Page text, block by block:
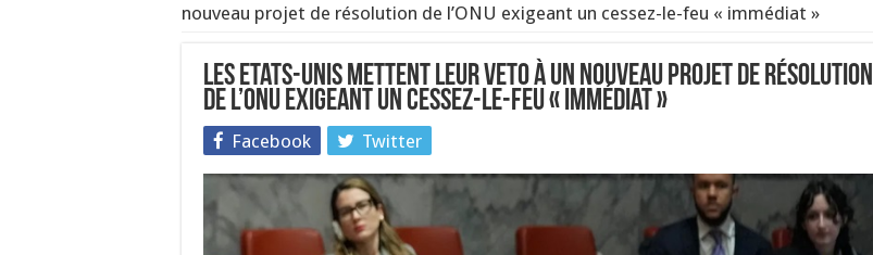
nouveau projet de résolution de l’ONU exigeant un cessez-le-feu « immédiat »
Les Etats-Unis mettent leur veto à un nouveau projet de résolution
de l’ONU exigeant un cessez-le-feu « immédiat »
Facebook Twitter